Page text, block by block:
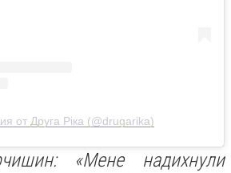
от Друга Ріка (@drugarika)
«Мене надихнули